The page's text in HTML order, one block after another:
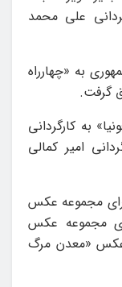
علی محمد
به «چهارراه
گرفت.
به کارگردانی
امیر کمالی
مجموعه عکس
مجموعه عکس
عکس «معدن مرگ